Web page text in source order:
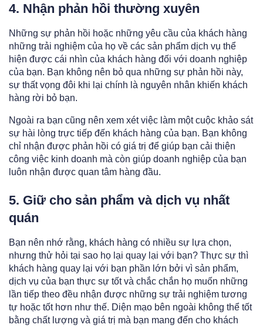
4. Nhận phản hồi thường xuyên
Những sự phản hồi hoặc những yêu cầu của khách hàng
những trải nghiệm của họ về các sản phẩm dịch vụ thể
hiện được cái nhìn của khách hàng đối với doanh nghiệp
của bạn. Bạn không nên bỏ qua những sự phản hồi này,
sự thất vọng đôi khi lại chính là nguyên nhân khiến khách
hàng rời bỏ bạn.
Ngoài ra bạn cũng nên xem xét việc làm một cuộc khảo sát
sự hài lòng trực tiếp đến khách hàng của bạn. Bạn không
chỉ nhận được phản hồi có giá trị để giúp bạn cải thiện
công việc kinh doanh mà còn giúp doanh nghiệp của bạn
luôn nhận được quan tâm hàng đầu.
5. Giữ cho sản phẩm và dịch vụ nhất
quán
Bạn nên nhớ rằng, khách hàng có nhiều sự lựa chọn,
nhưng thử hỏi tại sao họ lại quay lại với bạn? Thực sự thì
khách hàng quay lại với bạn phần lớn bởi vì sản phẩm,
dịch vụ của bạn thực sự tốt và chắc chắn họ muốn những
lần tiếp theo đều nhận được những sự trải nghiệm tương
tự hoặc tốt hơn như thế. Diện mạo bên ngoài không thể tốt
bằng chất lượng và giá trị mà bạn mang đến cho khách